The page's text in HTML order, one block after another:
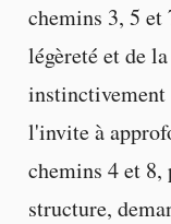
chemins 3, 5 et
légèreté et de
instinctivement
l'invite à
chemins 4 et
structure,